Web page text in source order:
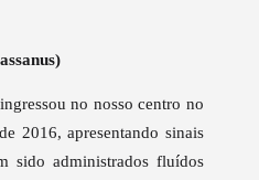
no nosso centro no
2016, apresentando sinais
sido administrados fluídos